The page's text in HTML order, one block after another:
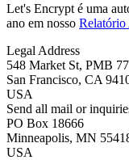
Let's Encrypt é uma
ano em nosso
Legal Address
548 Market St, PMB
San Francisco, CA
USA
Send all mail or
PO Box 18666
Minneapolis, MN
USA